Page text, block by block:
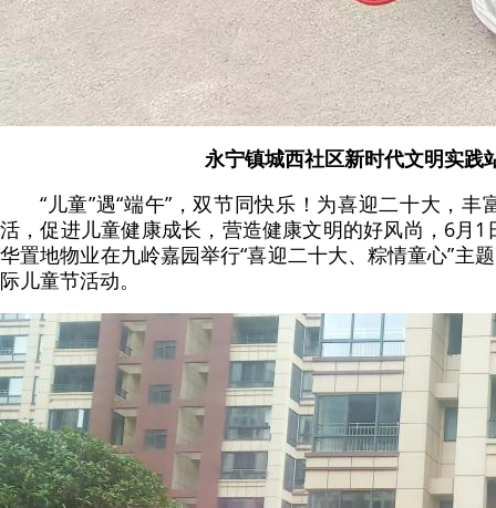
永宁镇城西社区新时代文明实践
“儿童”遇“端午”，双节同快乐！为喜迎二十大，
活，促进儿童健康成长，营造健康文明的好风尚，6月
华置地物业在九岭嘉园举行“喜迎二十大、粽情童心”主
际儿童节活动。